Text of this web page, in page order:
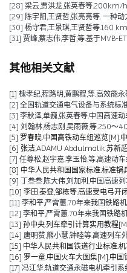
[28] 梁云,贾洪龙,张英春等.200km/
[29] 陈宇阳,王贤哲,张亮亮等. 一种
[30] 杨守君,王景琪,王贤哲等.160
[31] 贾峰,蔡志伟,李哲,等.基于MVB-
其他相关文献
[1] 槐孝纪,程路明,黄鹏程,等.高效能
[2] 全国轨道交通电气设备与系统
[3] 李秋泽,单巍,张英春等.中国高速
[4] 刘翰林,杨志刚,吴雨薇,等.250～
[5] 罗春晓.中国高铁动车组巡览[M].
[6] 张洁,ADAMU Abdulmalik,苏新
[7] 任尊松,赵宇嘉,李玉怡,等.高速动
[8] 中华人民共和国国家标准.标准锅
[9] 丁叁叁,陈大伟,刘加利.中国高速
[10] 李田,秦登,邹栋等.高速受电弓
[11] 李和平,严霄蕙.70年来我国铁路
[12] 李和平,严霄蕙.70年来我国铁
[13] 孙中央.列车牵引计算实用教程
[14] 唐明赞,熊小慧,钟睦等.高速列
[15] 中华人民共和国铁道行业标准.
[16] 罗一童.中国火车大图集[M].中
[17] 冯江华.轨道交通永磁电机牵引